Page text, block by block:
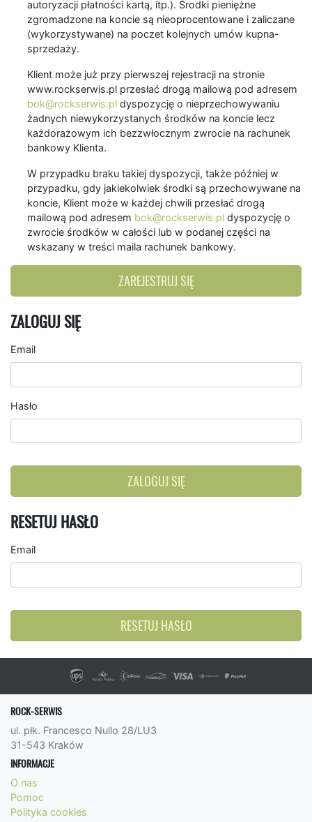
autoryzacji płatności kartą, itp.). Środki pieniężne
zgromadzone na koncie są nieoprocentowane i zaliczane
(wykorzystywane) na poczet kolejnych umów kupna-
sprzedaży.
Klient może już przy pierwszej rejestracji na stronie
www.rockserwis.pl przesłać drogą mailową pod adresem
bok@rockserwis.pl dyspozycję o nieprzechowywaniu
żadnych niewykorzystanych środków na koncie lecz
każdorazowym ich bezzwłocznym zwrocie na rachunek
bankowy Klienta.
W przypadku braku takiej dyspozycji, także później w
przypadku, gdy jakiekolwiek środki są przechowywane na
koncie, Klient może w każdej chwili przesłać drogą
mailową pod adresem bok@rockserwis.pl dyspozycję o
zwrocie środków w całości lub w podanej części na
wskazany w treści maila rachunek bankowy.
ZAREJESTRUJ SIĘ
ZALOGUJ SIĘ
Email
Hasło
ZALOGUJ SIĘ
RESETUJ HASŁO
Email
RESETUJ HASŁO
ROCK-SERWIS
ul. płk. Francesco Nullo 28/LU3
31-543 Kraków
INFORMACJE
O nas
Pomoc
Polityka cookies